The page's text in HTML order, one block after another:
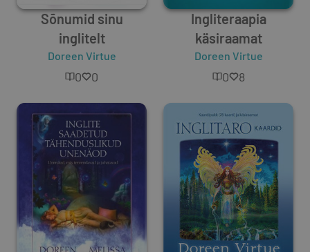
Sõnumid sinu
inglitelt
Doreen Virtue
0 0
Ingliteraapia
käsiraamat
Doreen Virtue
0 8